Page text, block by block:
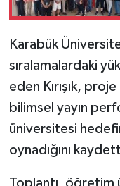
Karabük
sıralamalardaki
eden Kırışık,
bilimsel yayın
üniversitesi
oynadığını
Toplantı, öğretim